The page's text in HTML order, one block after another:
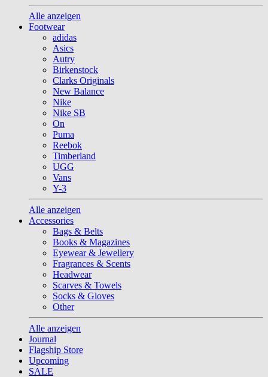
Alle anzeigen
Footwear
adidas
Asics
Autry
Birkenstock
Clarks Originals
New Balance
Nike
Nike SB
On
Puma
Reebok
Timberland
UGG
Vans
Y-3
Alle anzeigen
Accessories
Bags & Belts
Books & Magazines
Eyewear & Jewellery
Fragrances & Scents
Headwear
Scarves & Towels
Socks & Gloves
Other
Alle anzeigen
Journal
Flagship Store
Upcoming
SALE